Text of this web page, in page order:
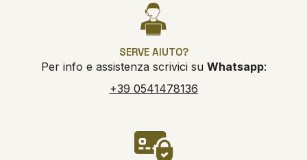
SERVE AIUTO?
Per info e assistenza scrivici su Whatsapp:
+39 0541478136